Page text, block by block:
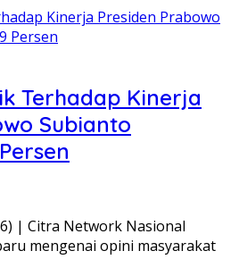
Terhadap Kinerja
Subianto
| Citra Network Nasional
mengenai opini masyarakat